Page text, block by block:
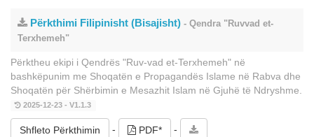
Përkthimi Filipinisht (Bisajisht) - Qendra "Ruvvad et-
Terxhemeh"
Përktheu ekipi i Qendrës "Ruv-vad et-Terxhemeh" në
bashkëpunim me Shoqatën e Propagandës Islame në Rabva dhe
Shoqatën për Shërbimin e Mesazhit Islam në Gjuhë të Ndryshme.
2025-12-23 - V1.1.3
Shfleto Përkthimin - PDF* -